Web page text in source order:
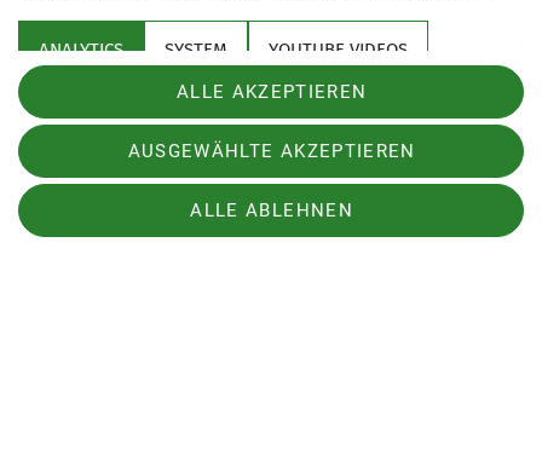
Kletterzentrum der Sektion Fulda des Deutschen Alpenvereins e.V.
Goerdelerstraße 72
36100 Petersberg
Telefon 0661 - 96 25 68 85
Datenschutz-Einstellungen
Datenschutz
Impressum
Stornobedingungen
ANALYTICS SYSTEM YOUTUBE VIDEOS
Akzeptieren (Übertragung von Nutzerdaten und Cookie)
Cookie Beschreibung
Verwendete Cookies
ALLE AKZEPTIEREN
AUSGEWÄHLTE AKZEPTIEREN
ALLE ABLEHNEN